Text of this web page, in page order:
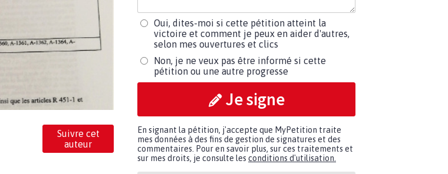
Suivre cet
auteur
Oui, dites-moi si cette pétition atteint la
victoire et comment je peux en aider d'autres,
selon mes ouvertures et clics
Non, je ne veux pas être informé si cette
pétition ou une autre progresse
Je signe
En signant la pétition, j'accepte que MyPetition traite
mes données à des fins de gestion de signatures et des
commentaires. Pour en savoir plus, sur ces traitements et
sur mes droits, je consulte les conditions d'utilisation.